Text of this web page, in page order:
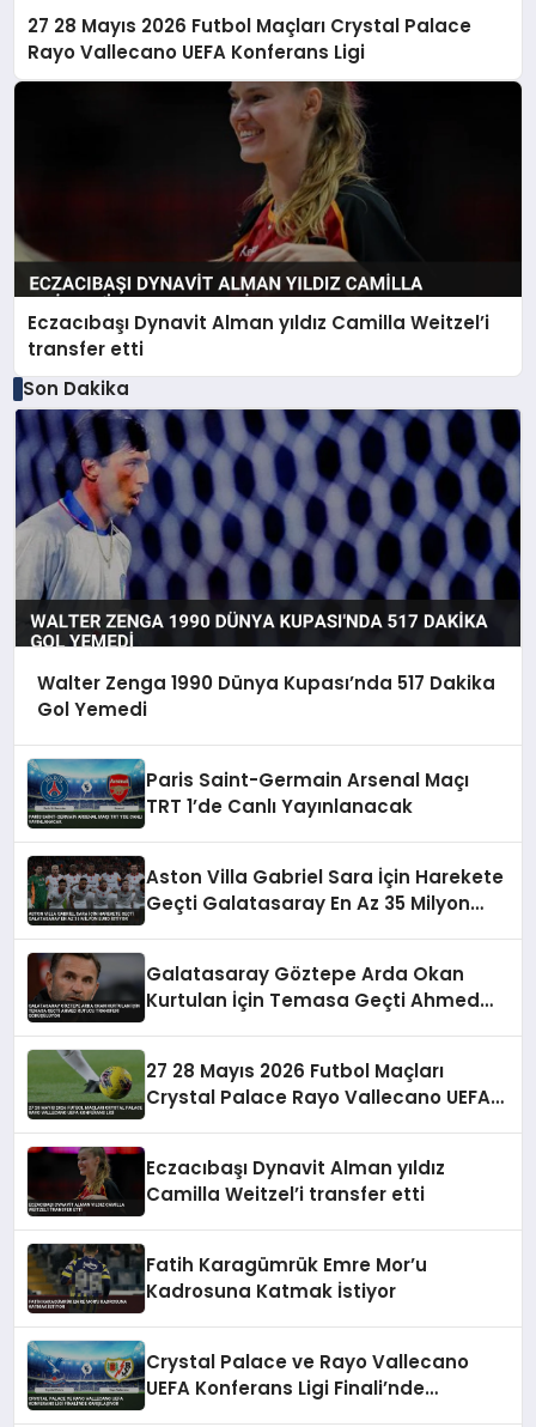
27 28 Mayıs 2026 Futbol Maçları Crystal Palace
Rayo Vallecano UEFA Konferans Ligi
Eczacıbaşı Dynavit Alman yıldız Camilla Weitzel’i
transfer etti
Son Dakika
Walter Zenga 1990 Dünya Kupası’nda 517 Dakika
Gol Yemedi
Paris Saint-Germain Arsenal Maçı
TRT 1’de Canlı Yayınlanacak
Aston Villa Gabriel Sara İçin Harekete
Geçti Galatasaray En Az 35 Milyon
Galatasaray Göztepe Arda Okan
Kurtulan İçin Temasa Geçti Ahmed
27 28 Mayıs 2026 Futbol Maçları
Crystal Palace Rayo Vallecano UEFA
Eczacıbaşı Dynavit Alman yıldız
Camilla Weitzel’i transfer etti
Fatih Karagümrük Emre Mor’u
Kadrosuna Katmak İstiyor
Crystal Palace ve Rayo Vallecano
UEFA Konferans Ligi Finali’nde